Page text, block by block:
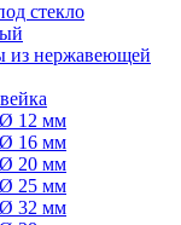
стекло
из нержавеющей
Ø 12 мм
Ø 16 мм
Ø 20 мм
Ø 25 мм
Ø 32 мм